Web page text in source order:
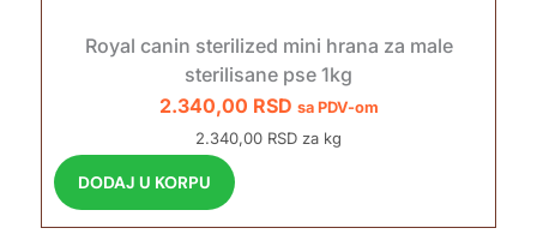
Royal canin sterilized mini hrana za male
sterilisane pse 1kg
2.340,00 RSD sa PDV-om
2.340,00 RSD za kg
DODAJ U KORPU